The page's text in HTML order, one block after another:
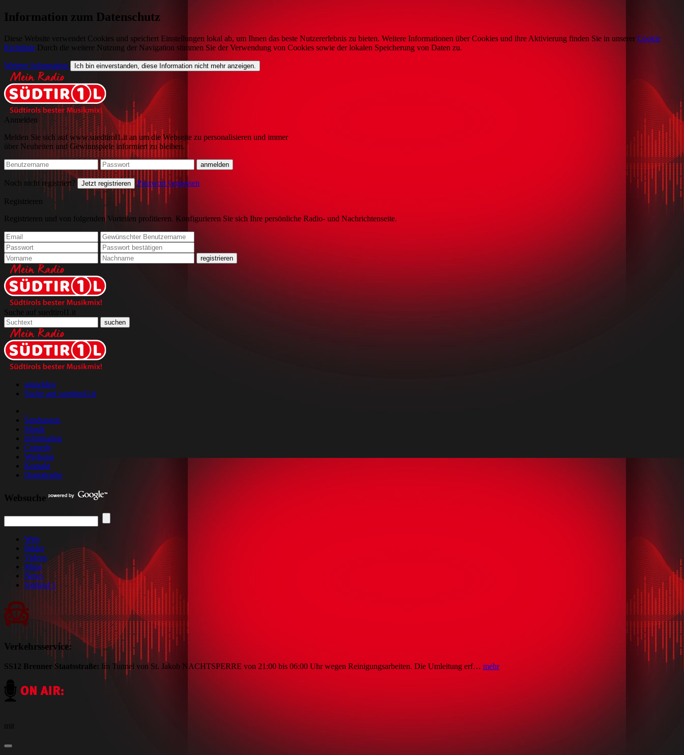
Information zum Datenschutz
Diese Website verwendet Cookies und speichert Einstellungen lokal ab, um Ihnen das beste Nutzererlebnis zu bieten. Weitere Informationen über Cookies und ihre Aktivierung finden Sie in unserer Cookie
Richtlinie Durch die weitere Nutzung der Navigation stimmen Sie der Verwendung von Cookies sowie der lokalen Speicherung von Daten zu.
Weitere Information Ich bin einverstanden, diese Information nicht mehr anzeigen.
Anmelden
Melden Sie sich auf www.suedtirol1.it an um die Webseite zu personalisieren und immer
über Neuheiten und Gewinnspiele informiert zu bleiben.
Noch nicht registriert? Jetzt registrieren Passwort vergessen
Registrieren
Registrieren und von folgenden Vorteilen profitieren. Konfigurieren Sie sich Ihre persönliche Radio- und Nachrichtenseite.
Suche auf suedtirol1.it
anmelden
Suche auf suedtirol1.it
Sendungen
Musik
Information
Comedy
Werbung
Kontakt
Digitalradio
Websuche
Web
Bilder
Videos
Maps
News
Südtirol 1
Verkehrsservice:
SS12 Brenner Staatsstraße: Im Tunnel von St. Jakob NACHTSPERRE von 21:00 bis 06:00 Uhr wegen Reinigungsarbeiten. Die Umleitung erf… mehr
mit